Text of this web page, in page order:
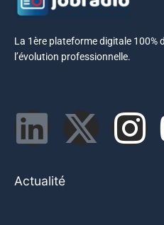
La 1ère plateforme digitale 100%
l’évolution professionnelle.
Actualité